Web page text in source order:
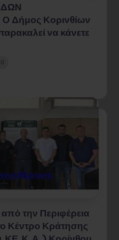
Δήμος Κορινθίων
να κάνετε
0
την Περιφέρεια
Κέντρο Κράτησης